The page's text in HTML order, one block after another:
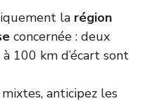
la région
concernée : deux
100 km d’écart sont
anticipez les